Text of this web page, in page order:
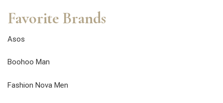
Favorite Brands
Asos
Boohoo Man
Fashion Nova Men